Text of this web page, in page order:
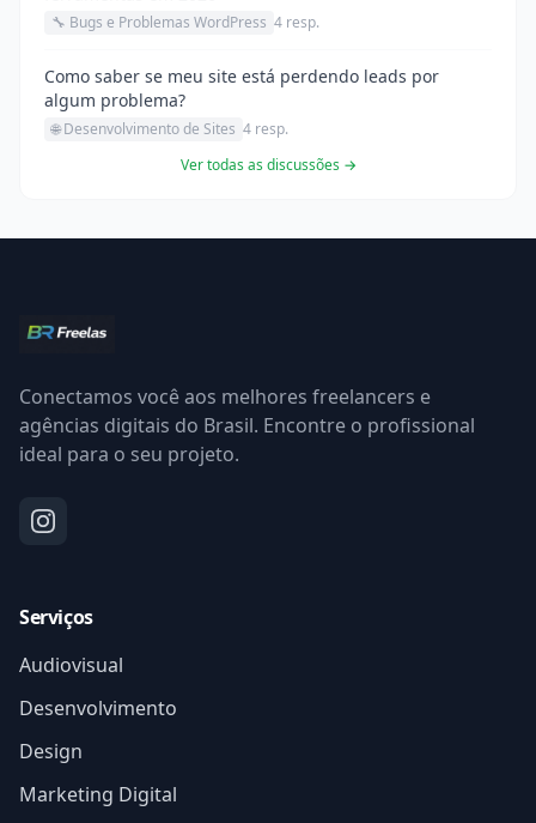
🔧 Bugs e Problemas WordPress 4 resp.
Como saber se meu site está perdendo leads por
algum problema?
🌐 Desenvolvimento de Sites 4 resp.
Ver todas as discussões →
Conectamos você aos melhores freelancers e
agências digitais do Brasil. Encontre o profissional
ideal para o seu projeto.
Serviços
Audiovisual
Desenvolvimento
Design
Marketing Digital